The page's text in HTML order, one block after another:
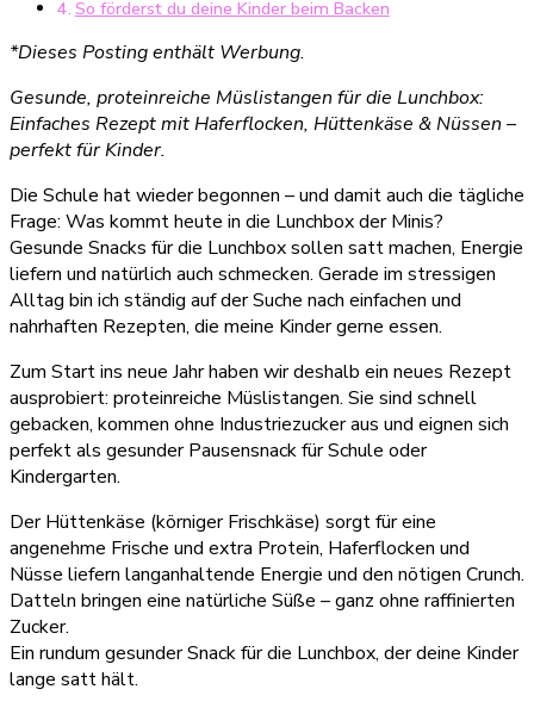
So förderst du deine Kinder beim Backen
*Dieses Posting enthält Werbung.
Gesunde, proteinreiche Müslistangen für die Lunchbox:
Einfaches Rezept mit Haferflocken, Hüttenkäse & Nüssen –
perfekt für Kinder.
Die Schule hat wieder begonnen – und damit auch die tägliche
Frage: Was kommt heute in die Lunchbox der Minis?
Gesunde Snacks für die Lunchbox sollen satt machen, Energie
liefern und natürlich auch schmecken. Gerade im stressigen
Alltag bin ich ständig auf der Suche nach einfachen und
nahrhaften Rezepten, die meine Kinder gerne essen.
Zum Start ins neue Jahr haben wir deshalb ein neues Rezept
ausprobiert: proteinreiche Müslistangen. Sie sind schnell
gebacken, kommen ohne Industriezucker aus und eignen sich
perfekt als gesunder Pausensnack für Schule oder
Kindergarten.
Der Hüttenkäse (körniger Frischkäse) sorgt für eine
angenehme Frische und extra Protein, Haferflocken und
Nüsse liefern langanhaltende Energie und den nötigen Crunch.
Datteln bringen eine natürliche Süße – ganz ohne raffinierten
Zucker.
Ein rundum gesunder Snack für die Lunchbox, der deine Kinder
lange satt hält.